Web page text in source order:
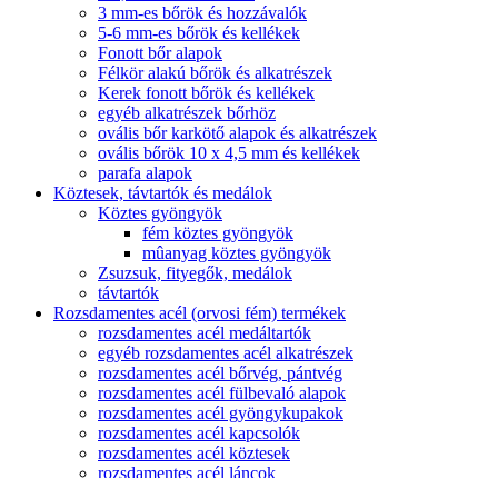
3 mm-es bőrök és hozzávalók
5-6 mm-es bőrök és kellékek
Fonott bőr alapok
Félkör alakú bőrök és alkatrészek
Kerek fonott bőrök és kellékek
egyéb alkatrészek bőrhöz
ovális bőr karkötő alapok és alkatrészek
ovális bőrök 10 x 4,5 mm és kellékek
parafa alapok
Köztesek, távtartók és medálok
Köztes gyöngyök
fém köztes gyöngyök
mûanyag köztes gyöngyök
Zsuzsuk, fityegők, medálok
távtartók
Rozsdamentes acél (orvosi fém) termékek
rozsdamentes acél medáltartók
egyéb rozsdamentes acél alkatrészek
rozsdamentes acél bőrvég, pántvég
rozsdamentes acél fülbevaló alapok
rozsdamentes acél gyöngykupakok
rozsdamentes acél kapcsolók
rozsdamentes acél köztesek
rozsdamentes acél láncok